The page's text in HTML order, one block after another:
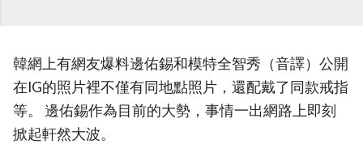
韓網上有網友爆料邊佑錫和模特全智秀（音譯）公開
在IG的照片裡不僅有同地點照片，還配戴了同款戒指
等。 邊佑錫作為目前的大勢，事情一出網路上即刻
掀起軒然大波。